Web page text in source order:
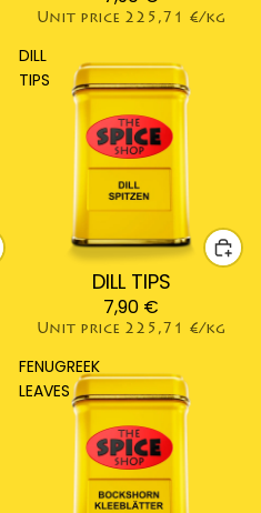
Unit price 225,71 €/kg
DILL
TIPS
DILL TIPS
7,90 €
Unit price 225,71 €/kg
FENUGREEK
LEAVES